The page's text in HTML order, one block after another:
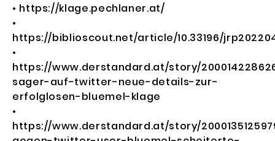
• https://klage.pechlaner.at/
•
https://biblioscout.net/article/10.33196/
•
https://www.derstandard.at/story/
sager-auf-twitter-neue-details-zur-
erfolglosen-bluemel-klage
•
https://www.derstandard.at/story/